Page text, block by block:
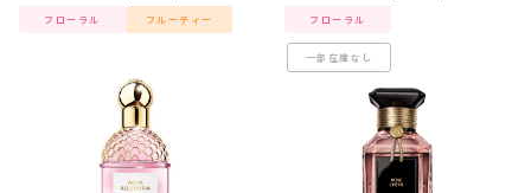
フローラル フルーティー フローラル
一部在庫なし